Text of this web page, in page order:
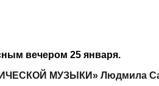
вечером 25 января.
МУЗЫКИ» Людмила